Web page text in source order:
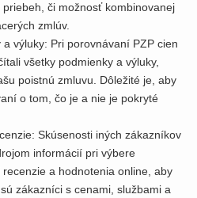
či možnosť kombinovanej
zmlúv.
výluky: Pri porovnávaní PZP cien
všetky podmienky a výluky,
poistnú zmluvu. Dôležité je, aby
o tom, čo je a nie je pokryté
Skúsenosti iných zákazníkov
informácií pri výbere
a hodnotenia online, aby
zákazníci s cenami, službami a